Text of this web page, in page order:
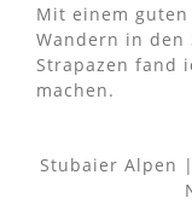
Mit einem
Wandern in den
Strapazen fand
machen.
Stubaier Alpen